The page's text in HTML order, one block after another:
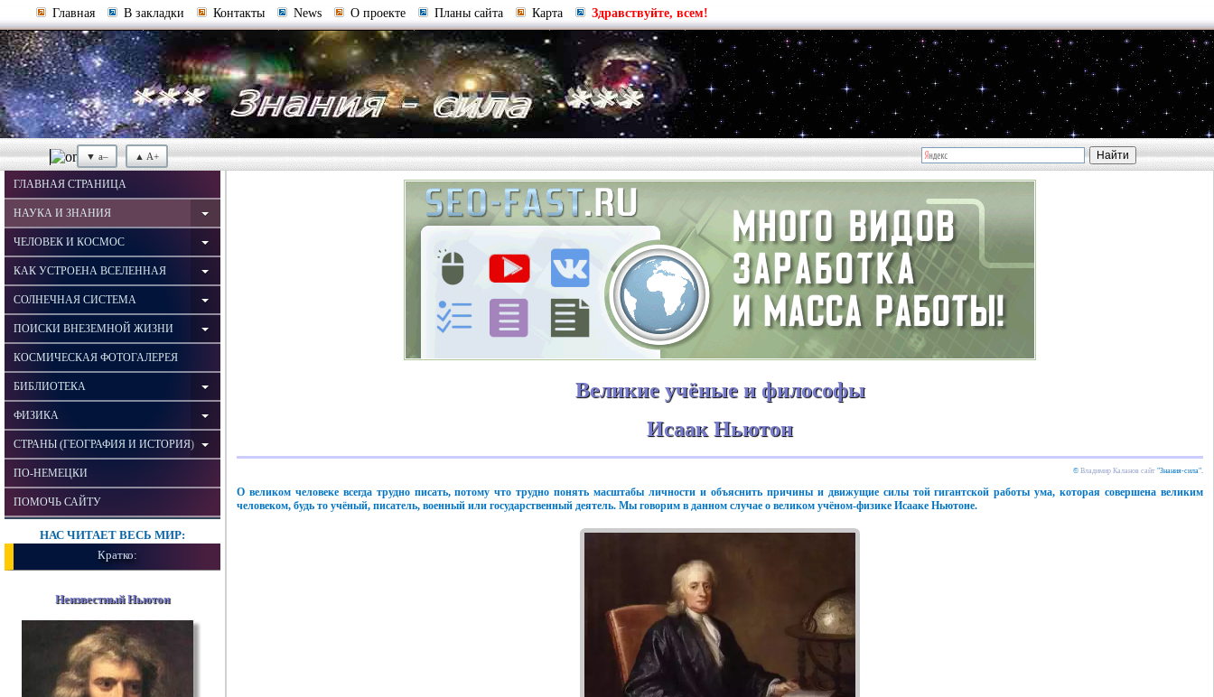
Главная В закладки Контакты News О проекте Планы сайта Карта Здравствуйте, всем!
▼ a– ▲ A+
ГЛАВНАЯ СТРАНИЦА
НАУКА И ЗНАНИЯ
ЧЕЛОВЕК И КОСМОС
КАК УСТРОЕНА ВСЕЛЕННАЯ
СОЛНЕЧНАЯ СИСТЕМА
ПОИСКИ ВНЕЗЕМНОЙ ЖИЗНИ
КОСМИЧЕСКАЯ ФОТОГАЛЕРЕЯ
БИБЛИОТЕКА
ФИЗИКА
СТРАНЫ (ГЕОГРАФИЯ И ИСТОРИЯ)
ПО-НЕМЕЦКИ
ПОМОЧЬ САЙТУ
НАС ЧИТАЕТ ВЕСЬ МИР:
Кратко:
Неизвестный Ньютон
Великие учёные и философы
Исаак Ньютон
©Владимир Каланов сайт "Знания-сила".
О великом человеке всегда трудно писать, потому что трудно понять масштабы личности и объяснить причины и движущие силы той гигантской работы ума, которая совершена великим
человеком, будь то учёный, писатель, военный или государственный деятель. Мы говорим в данном случае о великом учёном-физике Исааке Ньютоне.